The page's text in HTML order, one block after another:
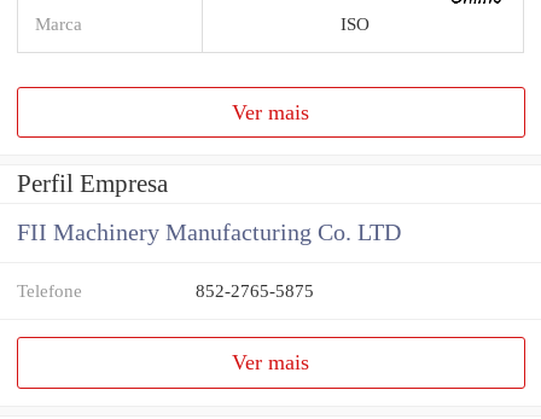
Marca ISO
Ver mais
Perfil Empresa
FII Machinery Manufacturing Co. LTD
Telefone 852-2765-5875
Ver mais